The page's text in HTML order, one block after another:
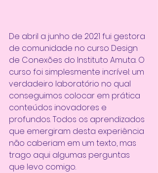
De abril a junho de 2021 fui gestora
de comunidade no curso Design
de Conexões do Instituto Amuta. O
curso foi simplesmente incrível: um
verdadeiro laboratório no qual
conseguimos colocar em prática
conteúdos inovadores e
profundos. Todos os aprendizados
que emergiram desta experiência
não caberiam em um texto, mas
trago aqui algumas perguntas
que levo comigo.